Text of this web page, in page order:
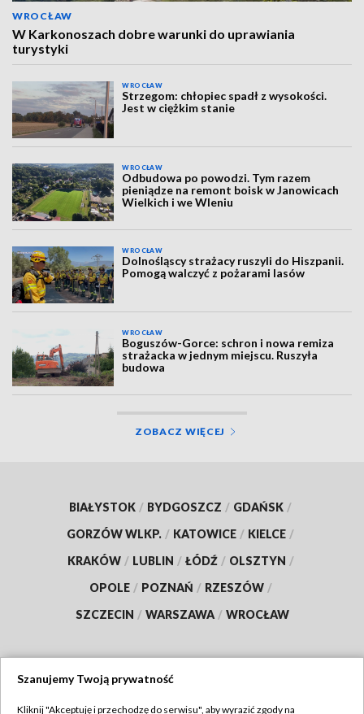
WROCŁAW
W Karkonoszach dobre warunki do uprawiania
turystyki
WROCŁAW
Strzegom: chłopiec spadł z wysokości.
Jest w ciężkim stanie
WROCŁAW
Odbudowa po powodzi. Tym razem
pieniądze na remont boisk w Janowicach
Wielkich i we Wleniu
WROCŁAW
Dolnośląscy strażacy ruszyli do Hiszpanii.
Pomogą walczyć z pożarami lasów
WROCŁAW
Boguszów-Gorce: schron i nowa remiza
strażacka w jednym miejscu. Ruszyła
budowa
ZOBACZ WIĘCEJ
BIAŁYSTOK / BYDGOSZCZ / GDAŃSK /
GORZÓW WLKP. / KATOWICE / KIELCE /
KRAKÓW / LUBLIN / ŁÓDŹ / OLSZTYN /
OPOLE / POZNAŃ / RZESZÓW /
SZCZECIN / WARSZAWA / WROCŁAW
Szanujemy Twoją prywatność
Kliknij "Akceptuję i przechodzę do serwisu", aby wyrazić zgody na